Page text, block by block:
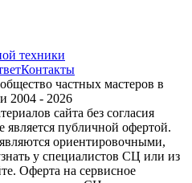
техники
Контакты
частных мастеров в
2004 - 2026
сайта без согласия
публичной офертой.
ориентировочными,
у специалистов СЦ или из
Оферта на сервисное